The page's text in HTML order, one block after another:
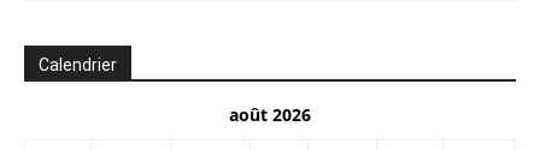
Calendrier
août 2026